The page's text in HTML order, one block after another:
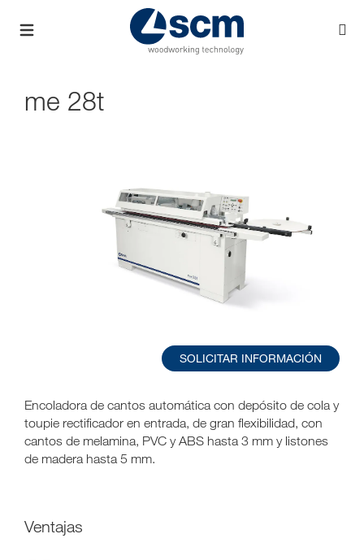
me 28t
SOLICITAR INFORMACIÓN
Encoladora de cantos automática con depósito de cola y
toupie rectificador en entrada, de gran flexibilidad, con
cantos de melamina, PVC y ABS hasta 3 mm y listones
de madera hasta 5 mm.
Ventajas